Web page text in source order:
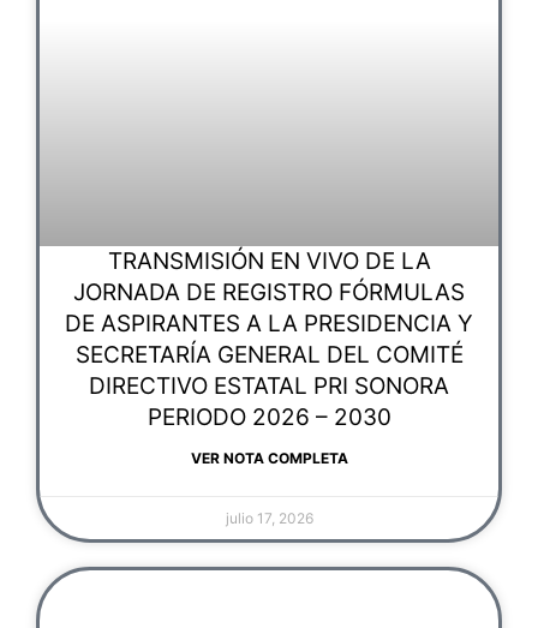
TRANSMISIÓN EN VIVO DE LA
JORNADA DE REGISTRO FÓRMULAS
DE ASPIRANTES A LA PRESIDENCIA Y
SECRETARÍA GENERAL DEL COMITÉ
DIRECTIVO ESTATAL PRI SONORA
PERIODO 2026 – 2030
VER NOTA COMPLETA
julio 17, 2026